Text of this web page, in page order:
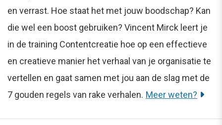
en verrast. Hoe staat het met jouw boodschap? Kan
die wel een boost gebruiken? Vincent Mirck leert je
in de training Contentcreatie hoe op een effectieve
en creatieve manier het verhaal van je organisatie te
vertellen en gaat samen met jou aan de slag met de
7 gouden regels van rake verhalen. Meer weten?